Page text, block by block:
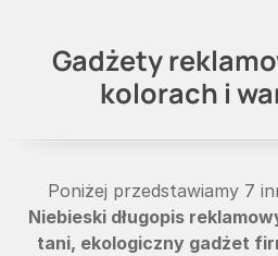
Gadżety
kolorach i
Poniżej przedstawiamy 7
Niebieski długopis
tani, ekologiczny gadżet